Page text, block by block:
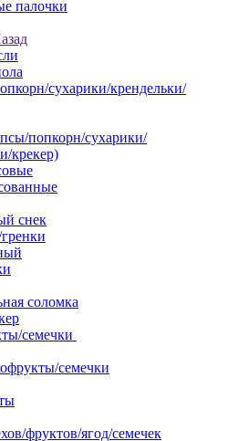
палочки
сухарики/крендельки/
попкорн/сухарики/
крекер)
снек
соломка
семечки
семечки
фруктов/ягод/семечек